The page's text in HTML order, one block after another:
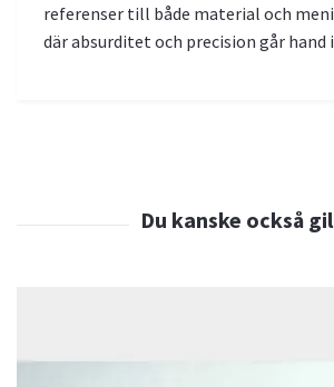
referenser till både material och
där absurditet och precision går hand